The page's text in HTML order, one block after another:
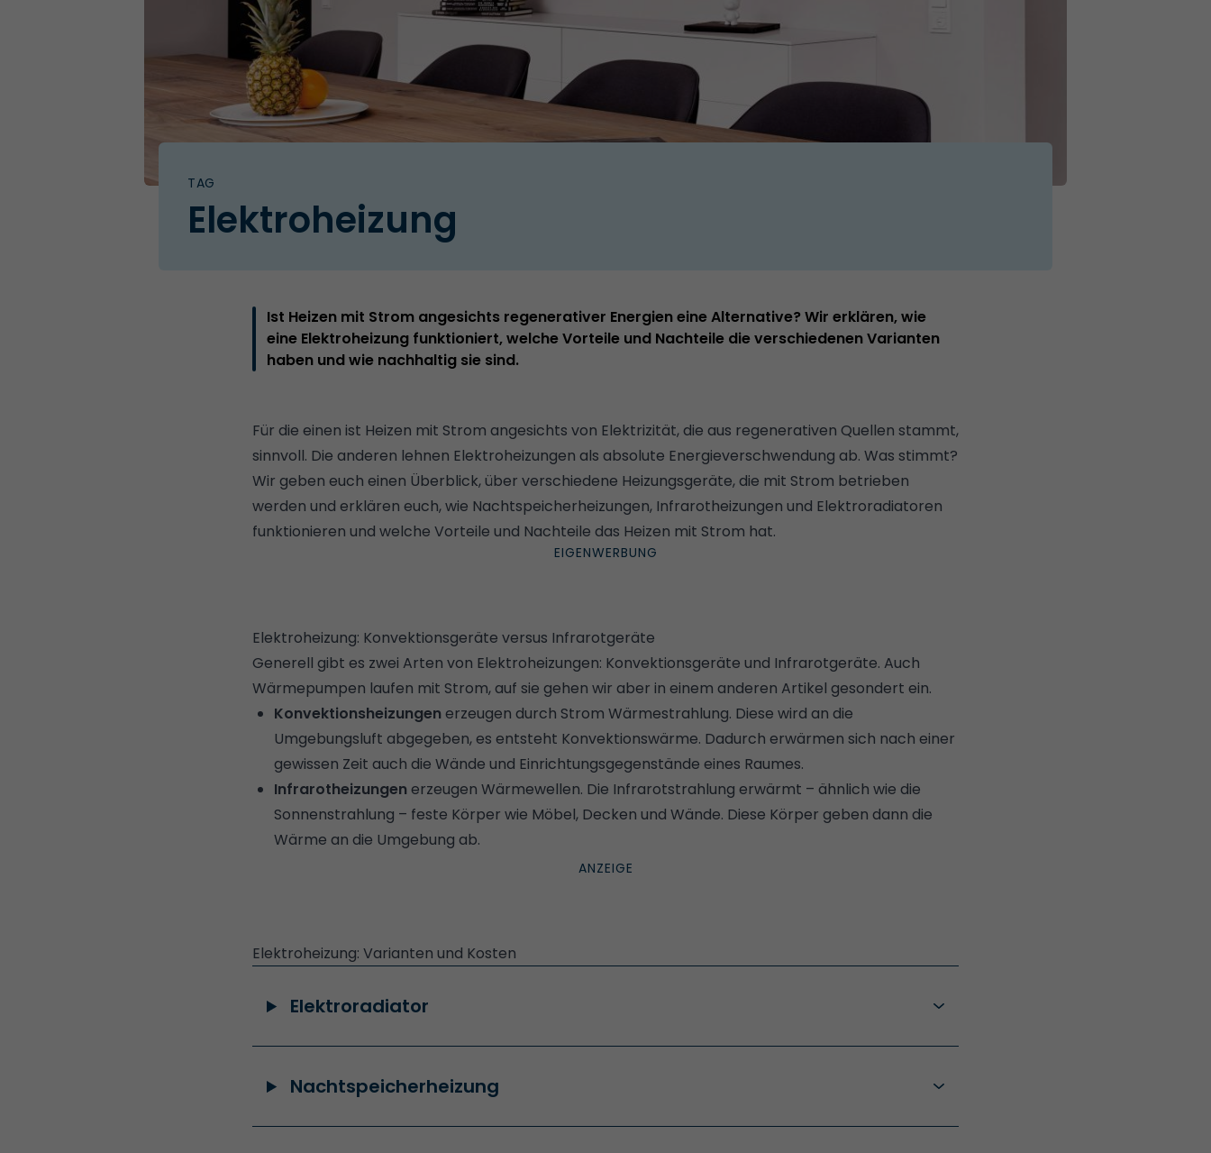
TAG
Elektroheizung
Ist Heizen mit Strom angesichts regenerativer Energien eine Alternative? Wir erklären, wie
eine Elektroheizung funktioniert, welche Vorteile und Nachteile die verschiedenen Varianten
haben und wie nachhaltig sie sind.
Für die einen ist Heizen mit Strom angesichts von Elektrizität, die aus regenerativen Quellen stammt,
sinnvoll. Die anderen lehnen Elektroheizungen als absolute Energieverschwendung ab. Was stimmt?
Wir geben euch einen Überblick, über verschiedene Heizungsgeräte, die mit Strom betrieben
werden und erklären euch, wie Nachtspeicherheizungen, Infrarotheizungen und Elektroradiatoren
funktionieren und welche Vorteile und Nachteile das Heizen mit Strom hat.
Elektroheizung: Konvektionsgeräte versus Infrarotgeräte
Generell gibt es zwei Arten von Elektroheizungen: Konvektionsgeräte und Infrarotgeräte. Auch
Wärmepumpen laufen mit Strom, auf sie gehen wir aber in einem anderen Artikel gesondert ein.
Konvektionsheizungen erzeugen durch Strom Wärmestrahlung. Diese wird an die
Umgebungsluft abgegeben, es entsteht Konvektionswärme. Dadurch erwärmen sich nach einer
gewissen Zeit auch die Wände und Einrichtungsgegenstände eines Raumes.
Infrarotheizungen erzeugen Wärmewellen. Die Infrarotstrahlung erwärmt – ähnlich wie die
Sonnenstrahlung – feste Körper wie Möbel, Decken und Wände. Diese Körper geben dann die
Wärme an die Umgebung ab.
Elektroheizung: Varianten und Kosten
Elektroradiator
Nachtspeicherheizung